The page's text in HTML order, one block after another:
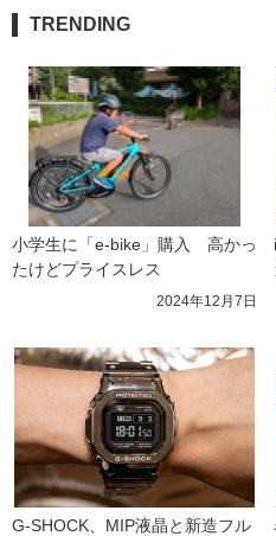
TRENDING
小学生に「e-bike」購入　高かっ
たけどプライスレス
2024年12月7日
G-SHOCK、MIP液晶と新造フル